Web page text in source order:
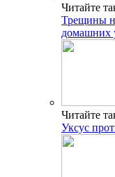
Читайте
Трещины
домашних
Читайте
Уксус